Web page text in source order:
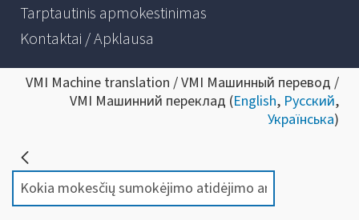
Tarptautinis apmokestinimas
Kontaktai / Apklausa
VMI Machine translation / VMI Машинный перевод /
VMI Машинний переклад (English, Русский,
Українська)